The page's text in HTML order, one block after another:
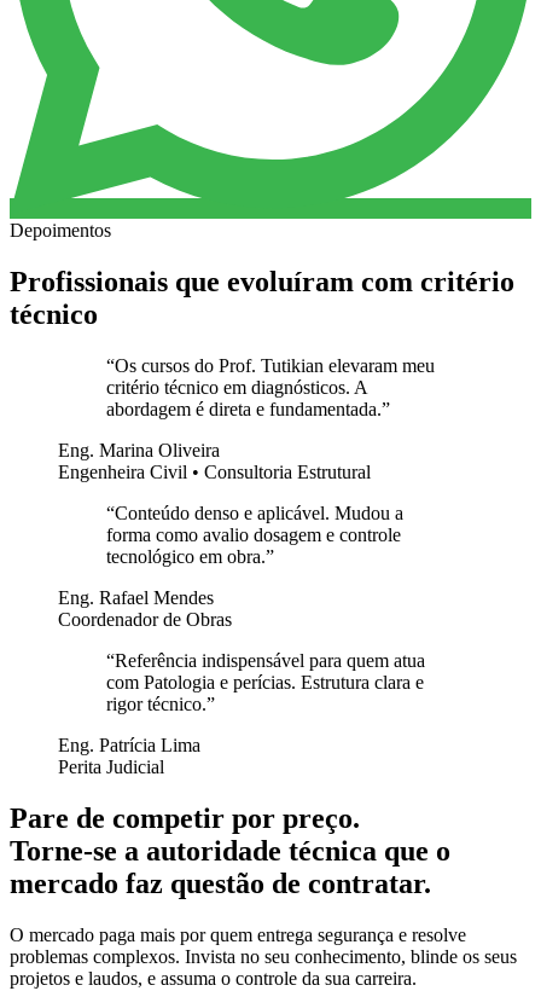
Depoimentos
Profissionais que evoluíram com critério
técnico
“Os cursos do Prof. Tutikian elevaram meu
critério técnico em diagnósticos. A
abordagem é direta e fundamentada.”
Eng. Marina Oliveira
Engenheira Civil • Consultoria Estrutural
“Conteúdo denso e aplicável. Mudou a
forma como avalio dosagem e controle
tecnológico em obra.”
Eng. Rafael Mendes
Coordenador de Obras
“Referência indispensável para quem atua
com Patologia e perícias. Estrutura clara e
rigor técnico.”
Eng. Patrícia Lima
Perita Judicial
Pare de competir por preço.
Torne-se a autoridade técnica que o
mercado faz questão de contratar.
O mercado paga mais por quem entrega segurança e resolve
problemas complexos. Invista no seu conhecimento, blinde os seus
projetos e laudos, e assuma o controle da sua carreira.